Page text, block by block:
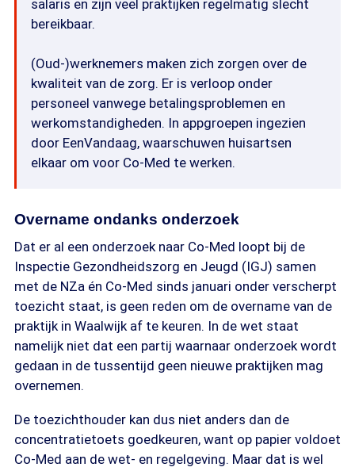
salaris en zijn veel praktijken regelmatig slecht
bereikbaar.
(Oud-)werknemers maken zich zorgen over de
kwaliteit van de zorg. Er is verloop onder
personeel vanwege betalingsproblemen en
werkomstandigheden. In appgroepen ingezien
door EenVandaag, waarschuwen huisartsen
elkaar om voor Co-Med te werken.
Overname ondanks onderzoek
Dat er al een onderzoek naar Co-Med loopt bij de
Inspectie Gezondheidszorg en Jeugd (IGJ) samen
met de NZa én Co-Med sinds januari onder verscherpt
toezicht staat, is geen reden om de overname van de
praktijk in Waalwijk af te keuren. In de wet staat
namelijk niet dat een partij waarnaar onderzoek wordt
gedaan in de tussentijd geen nieuwe praktijken mag
overnemen.
De toezichthouder kan dus niet anders dan de
concentratietoets goedkeuren, want op papier voldoet
Co-Med aan de wet- en regelgeving. Maar dat is wel